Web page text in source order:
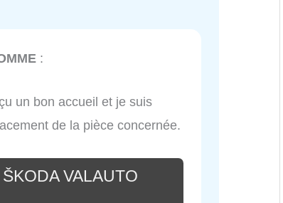
:
un bon accueil et je suis
de la pièce concernée.
VALAUTO